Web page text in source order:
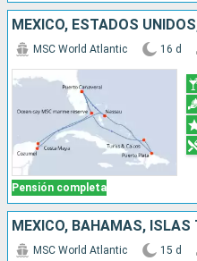
Pensión completa
MSC World Atlantic 16 d
MSC World Atlantic 15 d